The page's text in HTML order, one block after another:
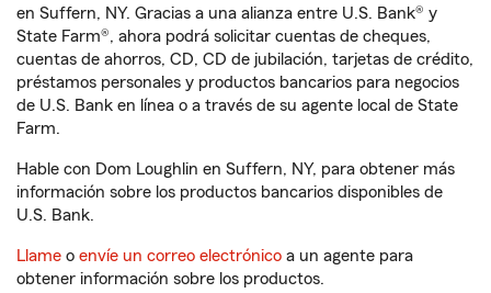
en Suffern, NY. Gracias a una alianza entre U.S. Bank® y
State Farm®, ahora podrá solicitar cuentas de cheques,
cuentas de ahorros, CD, CD de jubilación, tarjetas de crédito,
préstamos personales y productos bancarios para negocios
de U.S. Bank en línea o a través de su agente local de State
Farm.
Hable con Dom Loughlin en Suffern, NY, para obtener más
información sobre los productos bancarios disponibles de
U.S. Bank.
Llame o envíe un correo electrónico a un agente para
obtener información sobre los productos.